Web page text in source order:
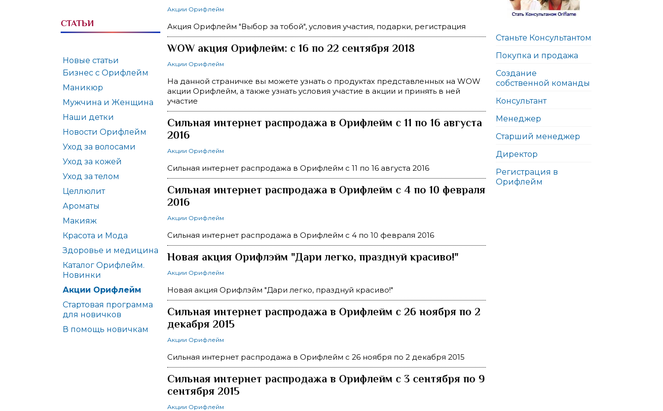
СТАТЬИ
Новые статьи
Бизнес с Орифлейм
Маникюр
Мужчина и Женщина
Наши детки
Новости Орифлейм
Уход за волосами
Уход за кожей
Уход за телом
Целлюлит
Ароматы
Макияж
Красота и Мода
Здоровье и медицина
Каталог Орифлейм.
Новинки
Акции Орифлейм
Стартовая программа
для новичков
В помощь новичкам
Акции Орифлейм
Акция Орифлейм "Выбор за тобой", условия участия, подарки, регистрация
WOW акция Орифлейм: с 16 по 22 сентября 2018
Акции Орифлейм
На данной страничке вы можете узнать о продуктах представленных на WOW
акции Орифлейм, а также узнать условия участие в акции и принять в ней
участие
Сильная интернет распродажа в Орифлейм c 11 по 16 августа
2016
Акции Орифлейм
Сильная интернет распродажа в Орифлейм c 11 по 16 августа 2016
Сильная интернет распродажа в Орифлейм c 4 по 10 февраля
2016
Акции Орифлейм
Сильная интернет распродажа в Орифлейм c 4 по 10 февраля 2016
Новая акция Орифлэйм "Дари легко, празднуй красиво!"
Акции Орифлейм
Новая акция Орифлэйм "Дари легко, празднуй красиво!"
Сильная интернет распродажа в Орифлейм c 26 ноября по 2
декабря 2015
Акции Орифлейм
Сильная интернет распродажа в Орифлейм c 26 ноября по 2 декабря 2015
Сильная интернет распродажа в Орифлейм c 3 сентября по 9
сентября 2015
Акции Орифлейм
Станьте Консультантом
Покупка и продажа
Создание
собственной команды
Консультант
Менеджер
Старший менеджер
Директор
Регистрация в
Орифлейм